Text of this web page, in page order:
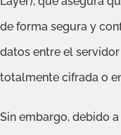
de forma segura y
datos entre el
totalmente cifrada o
Sin embargo, debido